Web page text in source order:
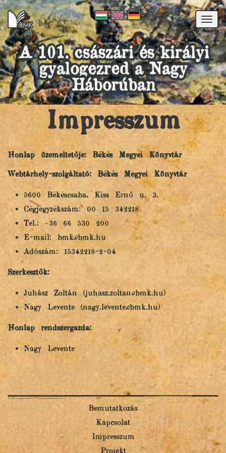
A 101. császári és királyi
gyalogezred a Nagy
Háborúban
Impresszum
Honlap üzemeltetője: Békés Megyei Könyvtár
Webtárhely-szolgáltató: Békés Megyei Könyvtár
5600 Békéscsaba, Kiss Ernő u. 3.
Cégjegyzékszám: 00 15 342218
Tel.: +36 66 530 200
E-mail: bmk@bmk.hu
Adószám: 15342218-2-04
Szerkesztők:
Juhász Zoltán (juhasz.zoltan@bmk.hu)
Nagy Levente (nagy.levente@bmk.hu)
Honlap rendszergazda:
Nagy Levente
Bemutatkozás
Kapcsolat
Impresszum